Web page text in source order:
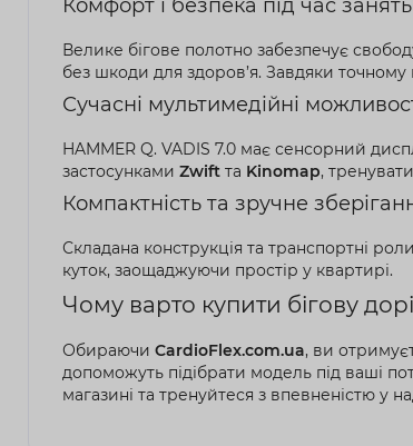
Комфорт і безпека під час занять
Велике бігове полотно забезпечує
без шкоди для здоров’я. Завдяки
Сучасні мультимедійні
HAMMER Q. VADIS 7.0 має сенсорний
застосунками Zwift та Kinomap,
Компактність та зручне
Складана конструкція та транспортні
куток, заощаджуючи простір у квартирі.
Чому варто купити бігову
Обираючи CardioFlex.com.ua, ви
допоможуть підібрати модель під ваші
магазині та тренуйтеся з впевненістю у